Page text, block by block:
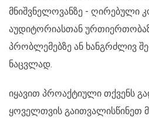
მნიშვნელოვანზე - ღირებული
აუდიტორიასთან
პრობლემებზე ან ხანგრძლივ
ნაცვლად.
იყავით პროაქტიული თქვენს
ყოველთვის გაითვალისწინეთ